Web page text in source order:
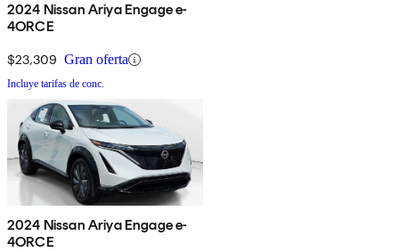
2024 Nissan Ariya Engage e-
4ORCE
$23,309 Gran oferta
Incluye tarifas de conc.
2024 Nissan Ariya Engage e-
4ORCE